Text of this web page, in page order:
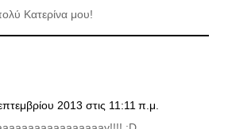
Κατερίνα μου!
2013 στις 11:11 π.μ.